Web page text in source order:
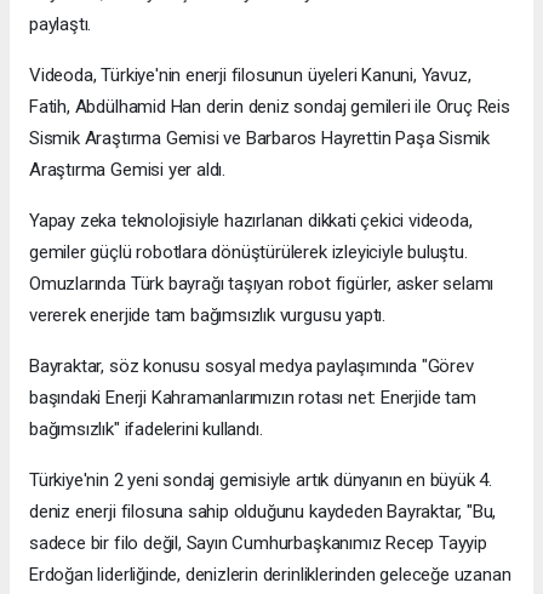
paylaştı.
Videoda, Türkiye'nin enerji filosunun üyeleri Kanuni, Yavuz,
Fatih, Abdülhamid Han derin deniz sondaj gemileri ile Oruç Reis
Sismik Araştırma Gemisi ve Barbaros Hayrettin Paşa Sismik
Araştırma Gemisi yer aldı.
Yapay zeka teknolojisiyle hazırlanan dikkati çekici videoda,
gemiler güçlü robotlara dönüştürülerek izleyiciyle buluştu.
Omuzlarında Türk bayrağı taşıyan robot figürler, asker selamı
vererek enerjide tam bağımsızlık vurgusu yaptı.
Bayraktar, söz konusu sosyal medya paylaşımında "Görev
başındaki Enerji Kahramanlarımızın rotası net: Enerjide tam
bağımsızlık" ifadelerini kullandı.
Türkiye'nin 2 yeni sondaj gemisiyle artık dünyanın en büyük 4.
deniz enerji filosuna sahip olduğunu kaydeden Bayraktar, "Bu,
sadece bir filo değil, Sayın Cumhurbaşkanımız Recep Tayyip
Erdoğan liderliğinde, denizlerin derinliklerinden geleceğe uzanan